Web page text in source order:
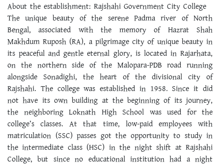
About the establishment: Rajshahi Government City College
The unique beauty of the serene Padma river of North
Bengal, associated with the memory of Hazrat Shah
Makhdum Ruposh (RA), a pilgrimage city of unique beauty in
its peaceful and gentle eternal glory, is located in Rajarhata,
on the northern side of the Malopara-PDB road running
alongside Sonadighi, the heart of the divisional city of
Rajshahi. The college was established in 1958. Since it did
not have its own building at the beginning of its journey,
the neighboring Loknath High School was used for the
college’s classes. At that time, low-paid employees with
matriculation (SSC) passes got the opportunity to study in
the intermediate class (HSC) in the night shift at Rajshahi
College, but since no educational institution had a night